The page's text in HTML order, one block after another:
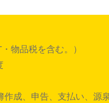
物品税を含む。）
成、申告、支払い、源泉